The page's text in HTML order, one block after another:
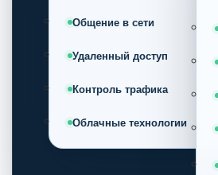
Общение в сети
Удаленный доступ
Контроль трафика
Облачные технологии